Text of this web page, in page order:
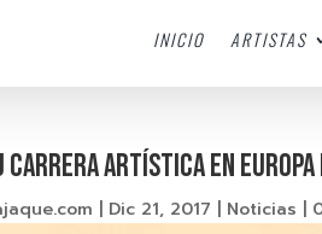
INICIO ARTISTAS
carrera artística en Europa
| Dic 21, 2017 | Noticias |